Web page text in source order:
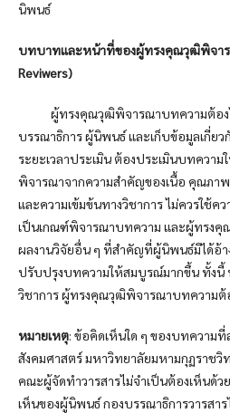
นิพนธ์
บทบาทและหน้าที่ของผู้ทรงคุณวุฒิพิจา
Reviwers)
ผู้ทรงคุณวุฒิพิจารณาบทความต้อ
บรรณาธิการ ผู้นิพนธ์ และเก็บข้อมูลเกี่ย
ระยะเวลาประเมิน ต้องประเมินบทควา
พิจารณาจากความสำคัญของเนื้อ คุณภาพ
และความเข้มข้นทางวิชาการ ไม่ควรใช้
เป็นเกณฑ์พิจารณาบทความ และผู้ทรง
ผลงานวิจัยอื่น ๆ ที่สำคัญที่ผู้นิพนธ์มิได้อ้า
ปรับปรุงบทความให้สมบูรณ์มากขึ้น ทั้งนี้
วิชาการ ผู้ทรงคุณวุฒิพิจารณาบทความต้
หมายเหตุ: ข้อคิดเห็นใด ๆ ของบทความ
สังคมศาสตร์ มหาวิทยาลัยมหามกุฏราช
คณะผู้จัดทำวารสารไม่จำเป็นต้องเห็นด้
เห็นของผู้นิพนธ์ กองบรรณาธิการวารสา